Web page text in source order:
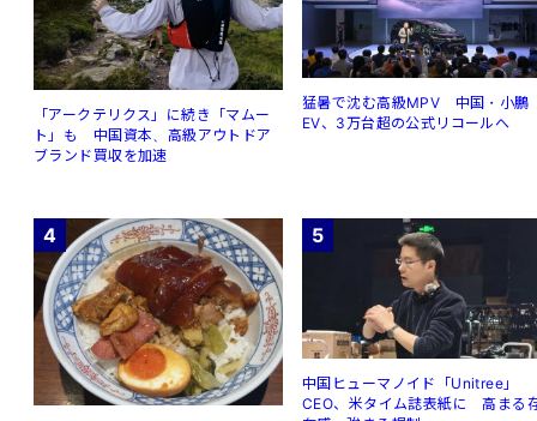
「アークテリクス」に続き「マムー
ト」も 中国資本、高級アウトドア
ブランド買収を加速
猛暑で沈む高級MPV 中国・小鵬
EV、3万台超の公式リコールへ
4 5
中国ヒューマノイド「Unitree」
CEO、米タイム誌表紙に 高まる